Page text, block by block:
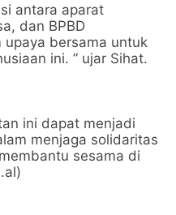
antara aparat
dan BPBD
upaya bersama untuk
ini. ” ujar Sihat.
ini dapat menjadi
menjaga solidaritas
sesama di